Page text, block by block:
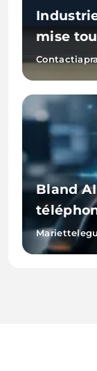
mise
Bland
(sans